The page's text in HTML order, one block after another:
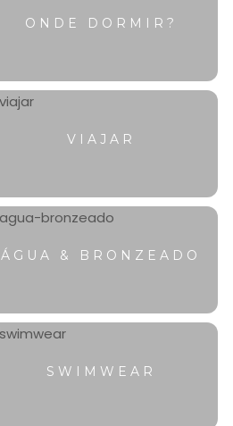
ONDE DORMIR?
VIAJAR
ÁGUA & BRONZEADO
SWIMWEAR